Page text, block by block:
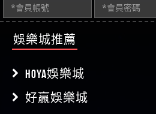
娛樂城推薦
HOYA娛樂城
好贏娛樂城